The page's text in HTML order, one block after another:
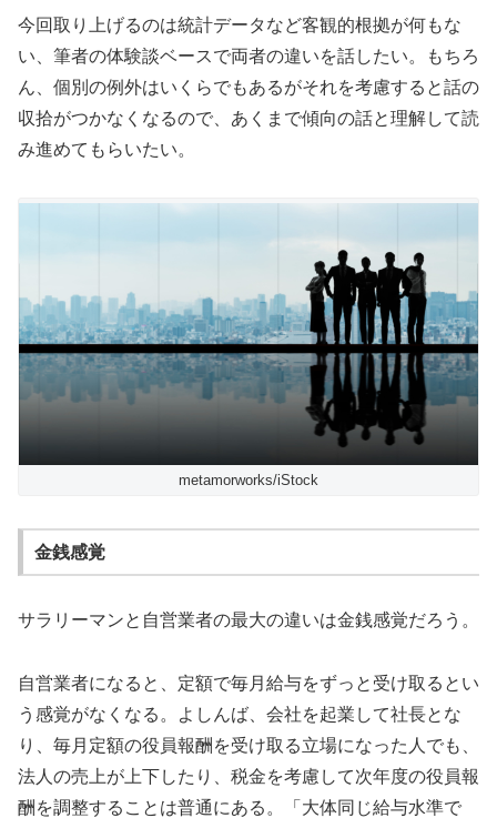
今回取り上げるのは統計データなど客観的根拠が何もな
い、筆者の体験談ベースで両者の違いを話したい。もちろ
ん、個別の例外はいくらでもあるがそれを考慮すると話の
収拾がつかなくなるので、あくまで傾向の話と理解して読
み進めてもらいたい。
metamorworks/iStock
金銭感覚
サラリーマンと自営業者の最大の違いは金銭感覚だろう。
自営業者になると、定額で毎月給与をずっと受け取るとい
う感覚がなくなる。よしんば、会社を起業して社長とな
り、毎月定額の役員報酬を受け取る立場になった人でも、
法人の売上が上下したり、税金を考慮して次年度の役員報
酬を調整することは普通にある。「大体同じ給与水準で